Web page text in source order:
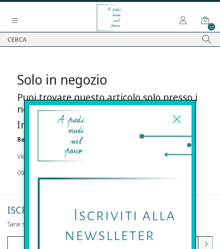
15
Solo in negozio
Puoi trovare questo articolo solo presso i
nostri punti vendita:
Info contatti
Before s.r.l.s.
Via Della Maestranza , 23 96100 Siracusa
09311962373
ISCRIVITI ALLA NEWSLETTER
Sarai sempre aggiornato su offerte e promozioni.